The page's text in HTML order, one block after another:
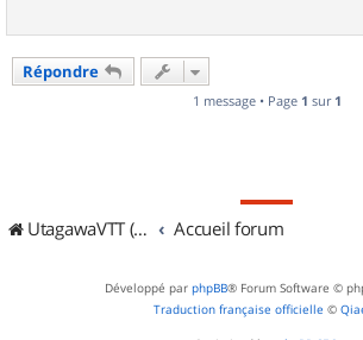
Répondre
1 message • Page 1 sur 1
UtagawaVTT (Randos VTT et VTTAE avec traces GPS) Accueil forum
Développé par phpBB® Forum Software ©
Traduction française officielle ©